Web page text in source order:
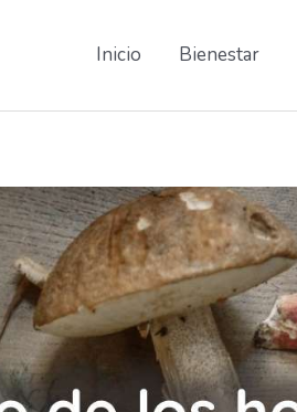
Inicio Bienestar